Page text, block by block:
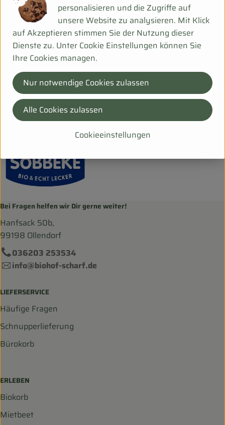
Deutschland
Andechser Molkerei Scheitz GmbH
D 82346 Andechs
Kontrollnummer DE-BY-117-EG
www.andechser-natur.de
(Daten von Ecoinform)
Bei Fragen helfen wir Dir gerne weiter!
Hanfsack 50b,
99198 Ollendorf
036203 253534
info@biohof-scharf.de
LIEFERSERVICE
Häufige Fragen
Schnupperlieferung
Bürokorb
ERLEBEN
Biokorb
Mietbeet
personalisieren und die Zugriffe auf
unsere Website zu analysieren. Mit Klick
auf Akzeptieren stimmen Sie der Nutzung dieser
Dienste zu. Unter Cookie Einstellungen können Sie
Ihre Cookies managen.
Cookieeinstellungen
Nur notwendige Cookies zulassen
Alle Cookies zulassen